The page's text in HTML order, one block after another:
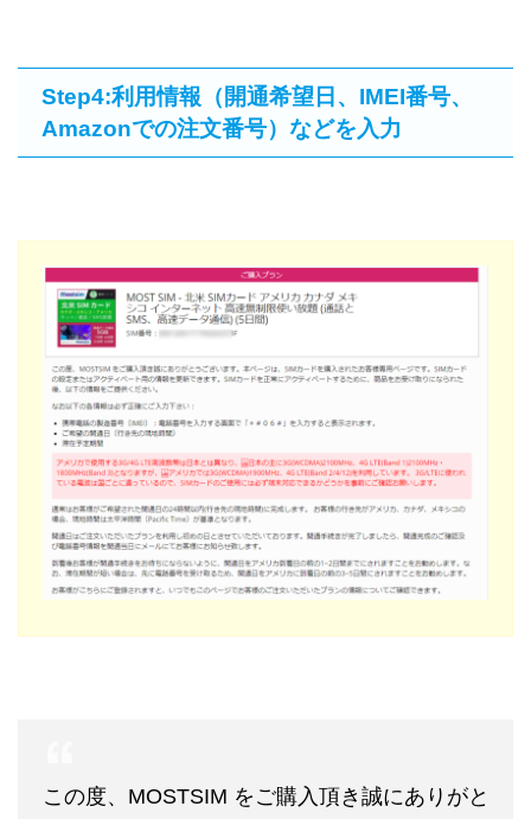
Step4:利用情報（開通希望日、IMEI番号、
Amazonでの注文番号）などを入力
この度、MOSTSIM をご購入頂き誠にありがと